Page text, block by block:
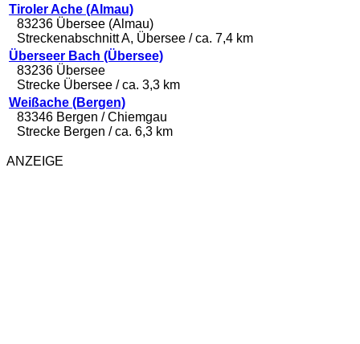
Tiroler Ache (Almau)
83236 Übersee (Almau)
Streckenabschnitt A, Übersee / ca. 7,4 km
Überseer Bach (Übersee)
83236 Übersee
Strecke Übersee / ca. 3,3 km
Weißache (Bergen)
83346 Bergen / Chiemgau
Strecke Bergen / ca. 6,3 km
ANZEIGE